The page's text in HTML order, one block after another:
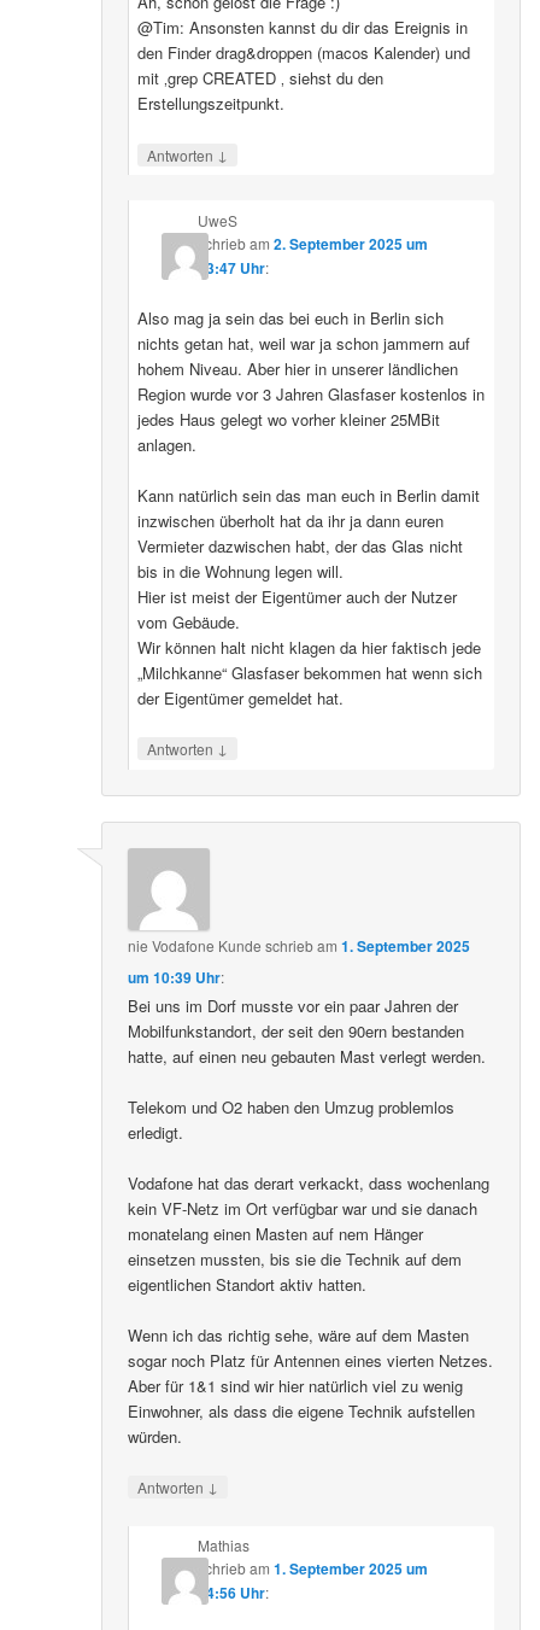
@Tim: Ansonsten kannst du dir das Ereignis in
den Finder drag&droppen (macos Kalender) und
mit ‚grep CREATED ‚ siehst du den
Erstellungszeitpunkt.
Antworten ↓
UweS
schriebam 2. September 2025 um
13:47 Uhr:
Also mag ja sein das bei euch in Berlin sich
nichts getan hat, weil war ja schon jammern auf
hohem Niveau. Aber hier in unserer ländlichen
Region wurde vor 3 Jahren Glasfaser kostenlos in
jedes Haus gelegt wo vorher kleiner 25MBit
anlagen.
Kann natürlich sein das man euch in Berlin damit
inzwischen überholt hat da ihr ja dann euren
Vermieter dazwischen habt, der das Glas nicht
bis in die Wohnung legen will.
Hier ist meist der Eigentümer auch der Nutzer
vom Gebäude.
Wir können halt nicht klagen da hier faktisch jede
„Milchkanne“ Glasfaser bekommen hat wenn sich
der Eigentümer gemeldet hat.
Antworten ↓
nie Vodafone Kunde schriebam1. September 2025
um 10:39 Uhr:
Bei uns im Dorf musste vor ein paar Jahren der
Mobilfunkstandort, der seit den 90ern bestanden
hatte, auf einen neu gebauten Mast verlegt werden.
Telekom und O2 haben den Umzug problemlos
erledigt.
Vodafone hat das derart verkackt, dass wochenlang
kein VF-Netz im Ort verfügbar war und sie danach
monatelang einen Masten auf nem Hänger
einsetzen mussten, bis sie die Technik auf dem
eigentlichen Standort aktiv hatten.
Wenn ich das richtig sehe, wäre auf dem Masten
sogar noch Platz für Antennen eines vierten Netzes.
Aber für 1&1 sind wir hier natürlich viel zu wenig
Einwohner, als dass die eigene Technik aufstellen
würden.
Antworten ↓
Mathias
schriebam 1. September 2025 um
14:56 Uhr: